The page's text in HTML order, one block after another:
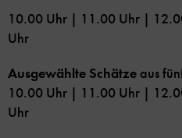
10.00 Uhr | 11.00 Uhr |
Uhr
Ausgewählte Schätze aus
10.00 Uhr | 11.00 Uhr |
Uhr